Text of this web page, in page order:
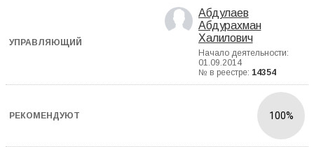
Абдулаев
Абдурахман
Халилович
Начало деятельности:
01.09.2014
№ в реестре: 14354
100%